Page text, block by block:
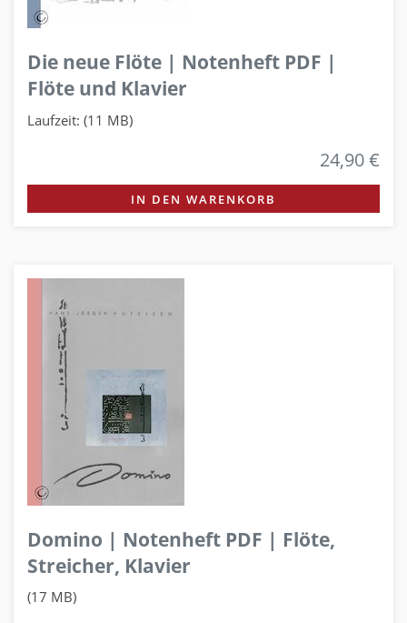
Die neue Flöte | Notenheft PDF |
Flöte und Klavier
Laufzeit: (11 MB)
24,90 €
IN DEN WARENKORB
Domino | Notenheft PDF | Flöte,
Streicher, Klavier
(17 MB)